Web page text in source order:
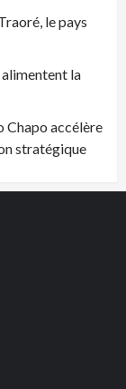
le pays
la
Chapo accélère
stratégique